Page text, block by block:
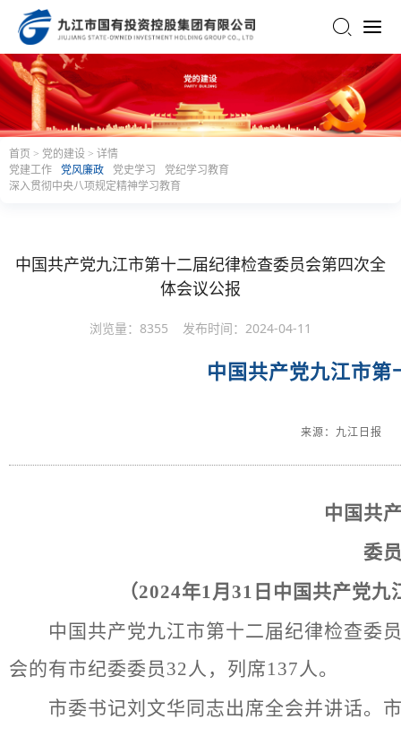
网站首页
集团概况
集团简介
组织架构
成员单位
媒体聚焦
信息发布
联系我们
首页 > 党的建设 > 详情
党建工作
党风廉政 党史学习
党纪学习教育
深入贯彻中央八项规定精神学习教育
中国共产党九江市第十二届纪律检查委员会第四次全
体会议公报
浏览量： 8355 发布时间： 2024-04-11
中国共产党九江市
来源：九江日报
中国共
委
（2024年1月31日中国共产党
中国共产党九江市第十二届纪律检查委员
会的有市纪委委员32人，列席137人。
市委书记刘文华同志出席全会并讲话。市